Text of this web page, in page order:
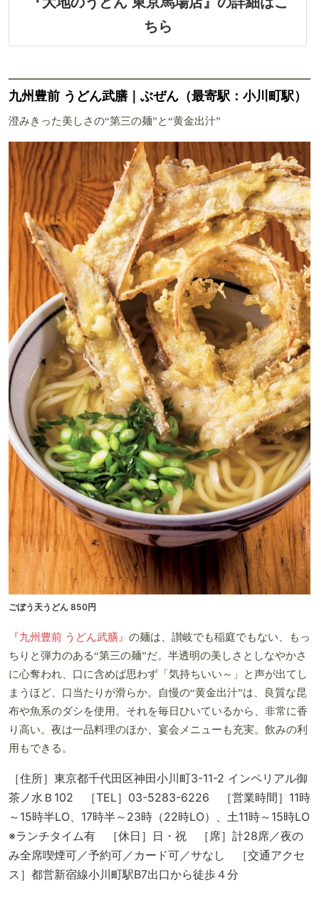
ちら
九州豊前 うどん武膳｜ぶぜん（最寄駅：小川町駅）
澄みきった美しさの“第三の麺”と“黄金出汁”
ごぼう天うどん 850円
『九州豊前 うどん武膳』 の麺は、讃岐でも稲庭でもない、もっ
ちりと弾力のある“第三の麺”だ。半透明の美しさとしなやかさ
に心奪われ、口に含めば思わず「気持ちいい～」と声が出てし
まうほど、口当たりが滑らか。自慢の“黄金出汁”は、良質な昆
布や魚系のダシを使用。それを毎日ひいているから、非常に香
り高い。夜は一品料理のほか、宴会メニューも充実。飲みの利
用もできる。
［住所］東京都千代田区神田小川町3-11-2 インペリアル御
茶ノ水Ｂ102 ［TEL］03-5283-6226 ［営業時間］11時
～15時半LO、17時半～23時（22時LO）、土11時～15時LO
※ランチタイム有 ［休日］日・祝 ［席］計28席／夜の
み全席喫煙可／予約可／カード可／サなし ［交通アクセ
ス］都営新宿線小川町駅B7出口から徒歩４分